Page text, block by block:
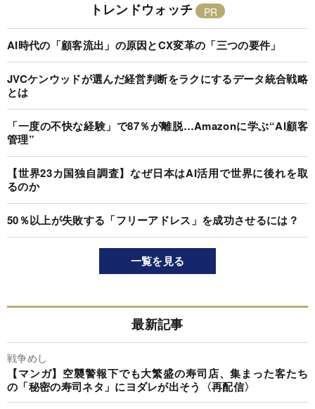
トレンドウォッチ
AI時代の「顧客流出」の原因とCX変革の「三つの要件」
JVCケンウッドが選んだ経営判断をラクにするデータ統合戦略
とは
「一度の不快な経験」で87％が離脱…Amazonに学ぶ“AI顧客
管理”
【世界23カ国独自調査】なぜ日本はAI活用で世界に後れを取
るのか
50％以上が失敗する「フリーアドレス」を成功させるには？
一覧を見る
最新記事
戦争めし
【マンガ】空襲警報下でも大繁盛の寿司店、集まった客たち
の「秘密の寿司ネタ」にヨダレが出そう〈再配信〉